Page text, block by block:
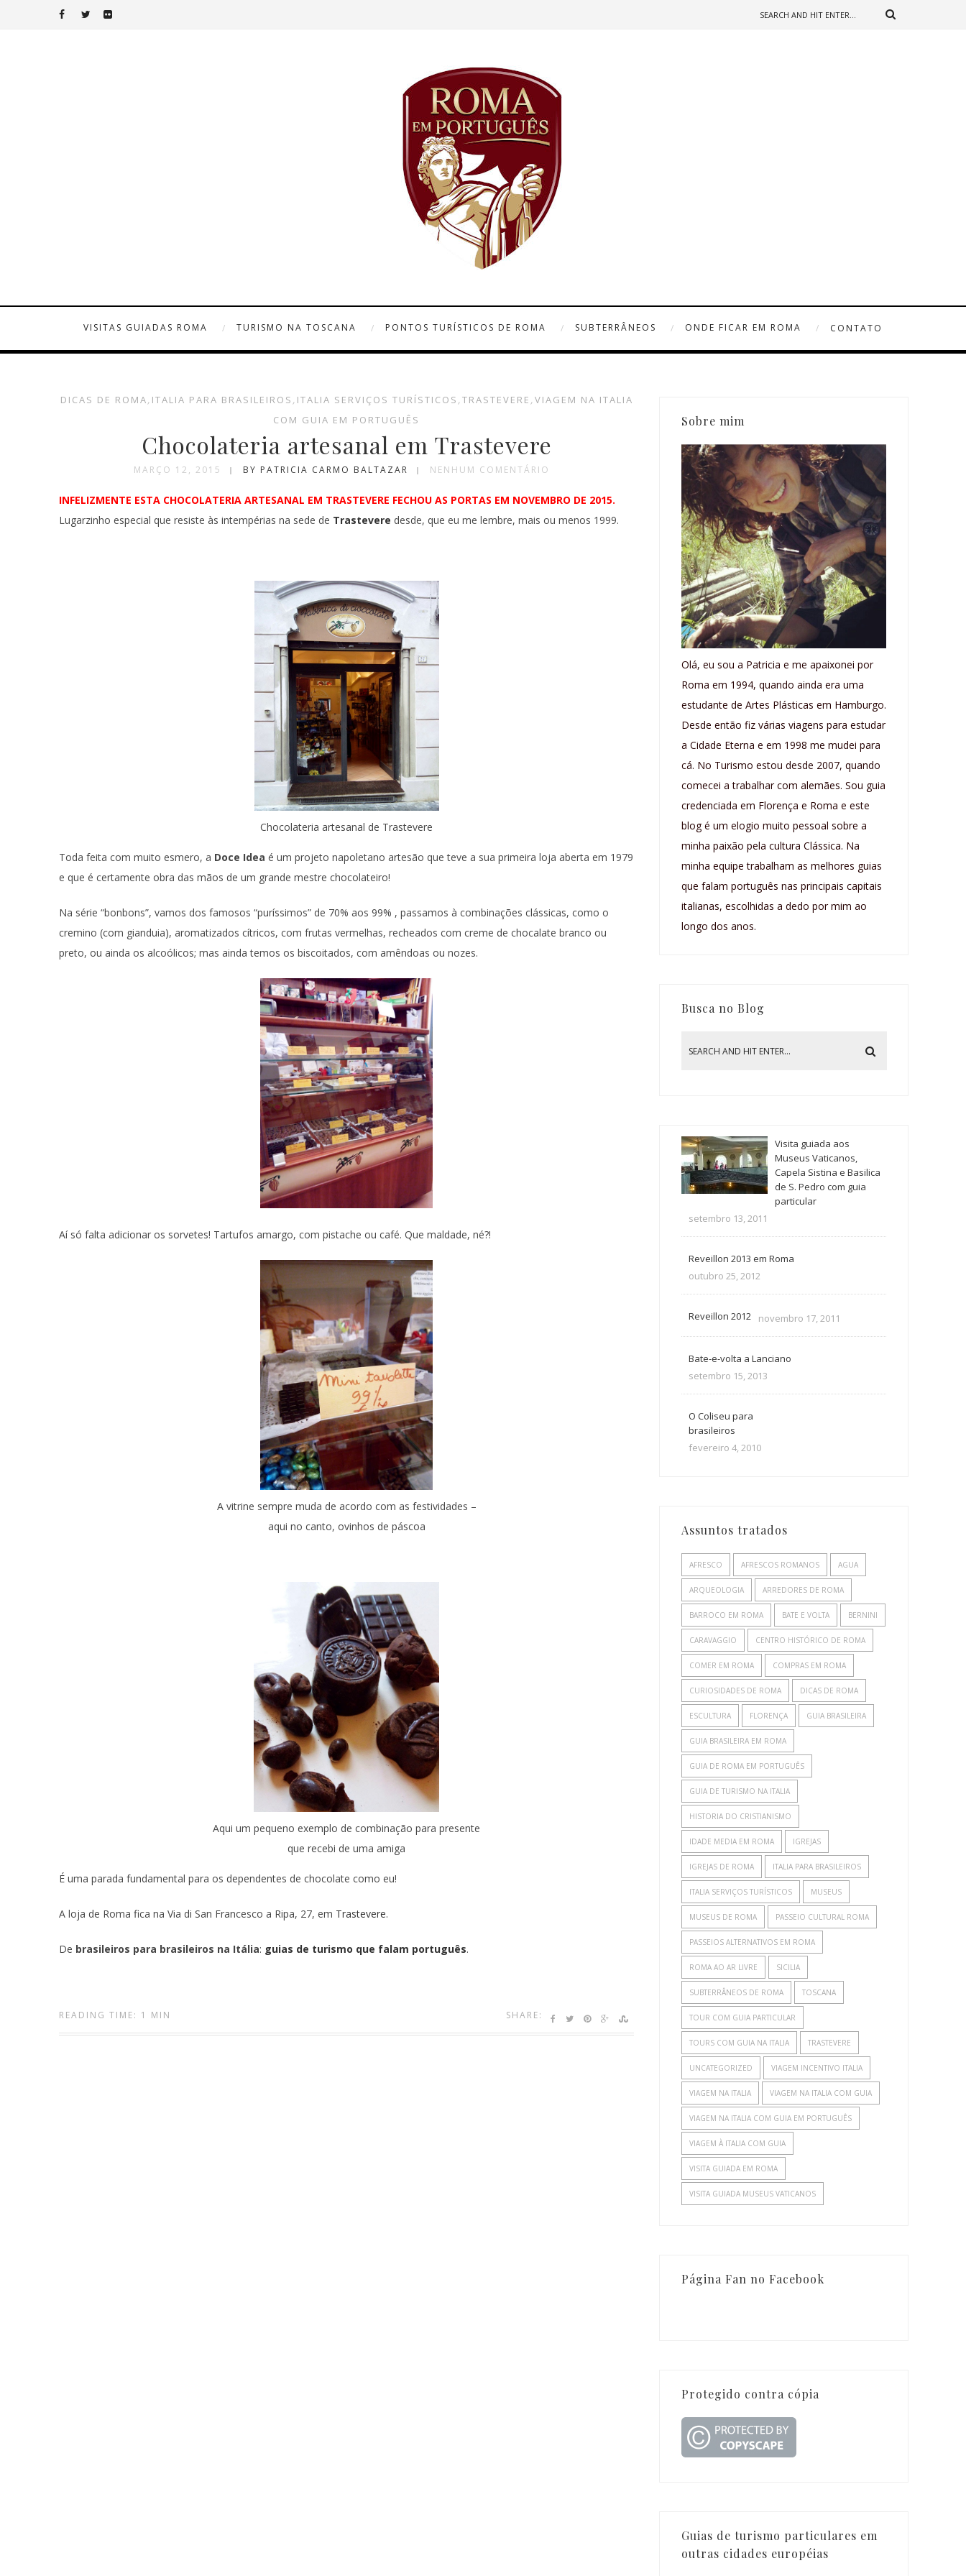
VISITAS GUIADAS ROMA TURISMO NA TOSCANA PONTOS TURÍSTICOS DE ROMA SUBTERRÂNEOS ONDE FICAR EM ROMA CONTATO
DICAS DE ROMA, ITALIA PARA BRASILEIROS , ITALIA SERVIÇOS TURÍSTICOS , TRASTEVERE , VIAGEM NA ITALIA
COM GUIA EM PORTUGUÊS
Chocolateria artesanal em Trastevere
MARÇO 12, 2015 BY PATRICIA CARMO BALTAZAR NENHUM COMENTÁRIO
INFELIZMENTE ESTA CHOCOLATERIA ARTESANAL EM TRASTEVERE FECHOU AS PORTAS EM NOVEMBRO DE 2015.
Lugarzinho especial que resiste às intempérias na sede de Trastevere desde, que eu me lembre, mais ou menos 1999.
Chocolateria artesanal de Trastevere
Toda feita com muito esmero, a Doce Idea é um projeto napoletano artesão que teve a sua primeira loja aberta em 1979
e que é certamente obra das mãos de um grande mestre chocolateiro!
Na série “bonbons”, vamos dos famosos “puríssimos” de 70% aos 99% , passamos à combinações clássicas, como o
cremino (com gianduia), aromatizados cítricos, com frutas vermelhas, recheados com creme de chocalate branco ou
preto, ou ainda os alcoólicos; mas ainda temos os biscoitados, com amêndoas ou nozes.
Aí só falta adicionar os sorvetes! Tartufos amargo, com pistache ou café. Que maldade, né?!
A vitrine sempre muda de acordo com as festividades –
aqui no canto, ovinhos de páscoa
Aqui um pequeno exemplo de combinação para presente
que recebi de uma amiga
É uma parada fundamental para os dependentes de chocolate como eu!
A loja de Roma fica na Via di San Francesco a Ripa, 27, em Trastevere.
De brasileiros para brasileiros na Itália: guias de turismo que falam português.
SHARE:
READING TIME: 1 MIN
Sobre mim
Olá, eu sou a Patricia e me apaixonei por
Roma em 1994, quando ainda era uma
estudante de Artes Plásticas em Hamburgo.
Desde então fiz várias viagens para estudar
a Cidade Eterna e em 1998 me mudei para
cá. No Turismo estou desde 2007, quando
comecei a trabalhar com alemães. Sou guia
credenciada em Florença e Roma e este
blog é um elogio muito pessoal sobre a
minha paixão pela cultura Clássica. Na
minha equipe trabalham as melhores guias
que falam português nas principais capitais
italianas, escolhidas a dedo por mim ao
longo dos anos.
Busca no Blog
Visita guiada aos
Museus Vaticanos,
Capela Sistina e Basilica
de S. Pedro com guia
particular
setembro 13, 2011
Reveillon 2013 em Roma
outubro 25, 2012
Reveillon 2012 novembro 17, 2011
Bate-e-volta a Lanciano
setembro 15, 2013
O Coliseu para
brasileiros
fevereiro 4, 2010
Assuntos tratados
AFRESCO AFRESCOS ROMANOS AGUA
ARQUEOLOGIA ARREDORES DE ROMA
BARROCO EM ROMA BATE E VOLTA BERNINI
CARAVAGGIO CENTRO HISTÓRICO DE ROMA
COMER EM ROMA COMPRAS EM ROMA
CURIOSIDADES DE ROMA DICAS DE ROMA
ESCULTURA FLORENÇA GUIA BRASILEIRA
GUIA BRASILEIRA EM ROMA
GUIA DE ROMA EM PORTUGUÊS
GUIA DE TURISMO NA ITALIA
HISTORIA DO CRISTIANISMO
IDADE MEDIA EM ROMA IGREJAS
IGREJAS DE ROMA ITALIA PARA BRASILEIROS
ITALIA SERVIÇOS TURÍSTICOS MUSEUS
MUSEUS DE ROMA PASSEIO CULTURAL ROMA
PASSEIOS ALTERNATIVOS EM ROMA
ROMA AO AR LIVRE SICILIA
SUBTERRÂNEOS DE ROMA TOSCANA
TOUR COM GUIA PARTICULAR
TOURS COM GUIA NA ITALIA TRASTEVERE
UNCATEGORIZED VIAGEM INCENTIVO ITALIA
VIAGEM NA ITALIA VIAGEM NA ITALIA COM GUIA
VIAGEM NA ITALIA COM GUIA EM PORTUGUÊS
VIAGEM À ITALIA COM GUIA
VISITA GUIADA EM ROMA
VISITA GUIADA MUSEUS VATICANOS
Página Fan no Facebook
Protegido contra cópia
Guias de turismo particulares em
outras cidades européias